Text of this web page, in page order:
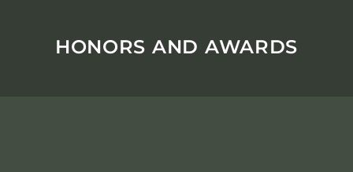
HONORS AND AWARDS